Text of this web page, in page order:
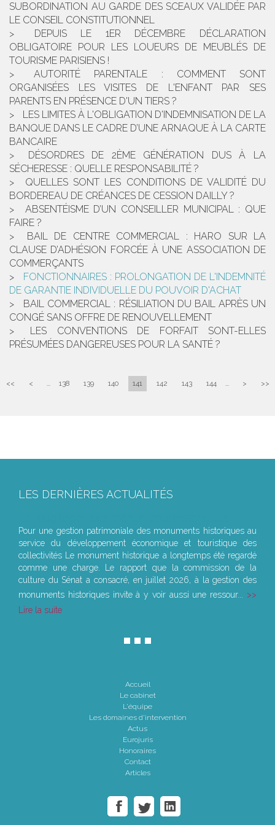
SUBORDINATION AU GARDE DES SCEAUX VALIDÉE PAR
LE CONSEIL CONSTITUTIONNEL
DEPUIS LE 1ER DÉCEMBRE DÉCLARATION
OBLIGATOIRE POUR LES LOUEURS DE MEUBLÉS DE
TOURISME PARISIENS !
AUTORITÉ PARENTALE : COMMENT SONT
ORGANISÉES LES VISITES DE L'ENFANT PAR SES
PARENTS EN PRÉSENCE D'UN TIERS ?
LES LIMITES À L'OBLIGATION D'INDEMNISATION DE LA
BANQUE DANS LE CADRE D’UNE ARNAQUE À LA CARTE
BANCAIRE
DÉSORDRES DE 2ÈME GÉNÉRATION DUS À LA
SÉCHERESSE : QUELLE RESPONSABILITÉ ?
QUELLES SONT LES CONDITIONS DE VALIDITÉ DU
BORDEREAU DE CRÉANCES DE CESSION DAILLY ?
ABSENTÉISME D’UN CONSEILLER MUNICIPAL : QUE
FAIRE ?
BAIL DE CENTRE COMMERCIAL : HARO SUR LA
CLAUSE D’ADHÉSION FORCÉE À UNE ASSOCIATION DE
COMMERÇANTS
FONCTIONNAIRES : PROLONGATION DE L'INDEMNITÉ
DE GARANTIE INDIVIDUELLE DU POUVOIR D'ACHAT
BAIL COMMERCIAL : RÉSILIATION DU BAIL APRÈS UN
CONGÉ SANS OFFRE DE RENOUVELLEMENT
LES CONVENTIONS DE FORFAIT SONT-ELLES
PRÉSUMÉES DANGEREUSES POUR LA SANTÉ ?
<< < ... 138 139 140 141 142 143 144 ... > >>
LES DERNIÈRES ACTUALITÉS
Pour une gestion patrimoniale des monuments historiques au
service du développement économique et touristique des
collectivités Le monument historique a longtemps été regardé
comme une charge. Le rapport que la commission de la
culture du Sénat a consacré, en juillet 2026, à la gestion des
monuments historiques invite à y voir aussi une ressour...
Lire la suite
Accueil
Le cabinet
L'équipe
Les domaines d'intervention
Actus
Eurojuris
Honoraires
Contact
Articles